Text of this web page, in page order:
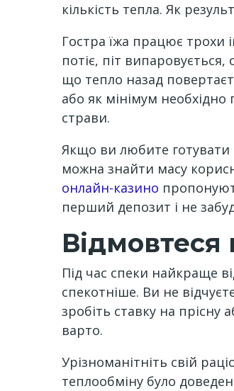
кількість тепла. Як
Гостра їжа працює трохи
потіє, піт
що тепло назад
або як мінімум необхідно
страви.
Якщо ви любите готувати
можна знайти масу
онлайн-казино
перший депозит і не
Відмовтеся
Під час спеки найкраще
спекотніше. Ви не
зробіть ставку на
варто.
Урізноманітніть свій
теплообміну було